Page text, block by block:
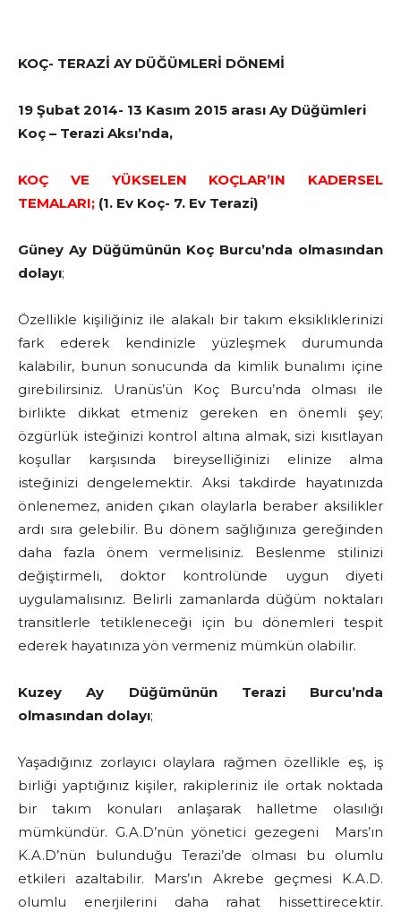
KOÇ- TERAZİ AY DÜĞÜMLERİ DÖNEMİ
19 Şubat 2014- 13 Kasım 2015 arası Ay Düğümleri
Koç – Terazi Aksı’nda,
KOÇ VE YÜKSELEN KOÇLAR’IN KADERSEL
TEMALARI; (1. Ev Koç- 7. Ev Terazi)
Güney Ay Düğümünün Koç Burcu’nda olmasından
dolayı;
Özellikle kişiliğiniz ile alakalı bir takım eksikliklerinizi
fark ederek kendinizle yüzleşmek durumunda
kalabilir, bunun sonucunda da kimlik bunalımı içine
girebilirsiniz. Uranüs’ün Koç Burcu’nda olması ile
birlikte dikkat etmeniz gereken en önemli şey;
özgürlük isteğinizi kontrol altına almak, sizi kısıtlayan
koşullar karşısında bireyselliğinizi elinize alma
isteğinizi dengelemektir. Aksi takdirde hayatınızda
önlenemez, aniden çıkan olaylarla beraber aksilikler
ardı sıra gelebilir. Bu dönem sağlığınıza gereğinden
daha fazla önem vermelisiniz. Beslenme stilinizi
değiştirmeli, doktor kontrolünde uygun diyeti
uygulamalısınız. Belirli zamanlarda düğüm noktaları
transitlerle tetikleneceği için bu dönemleri tespit
ederek hayatınıza yön vermeniz mümkün olabilir.
Kuzey Ay Düğümünün Terazi Burcu’nda
olmasından dolayı;
Yaşadığınız zorlayıcı olaylara rağmen özellikle eş, iş
birliği yaptığınız kişiler, rakipleriniz ile ortak noktada
bir takım konuları anlaşarak halletme olasılığı
mümkündür. G.A.D’nün yönetici gezegeni Mars’ın
K.A.D’nün bulunduğu Terazi’de olması bu olumlu
etkileri azaltabilir. Mars’ın Akrebe geçmesi K.A.D.
olumlu enerjilerini daha rahat hissettirecektir.